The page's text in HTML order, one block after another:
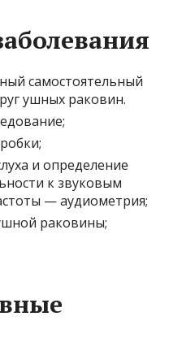
самостоятельный
ушных раковин.
и определение
к звуковым
— аудиометрия;
раковины;